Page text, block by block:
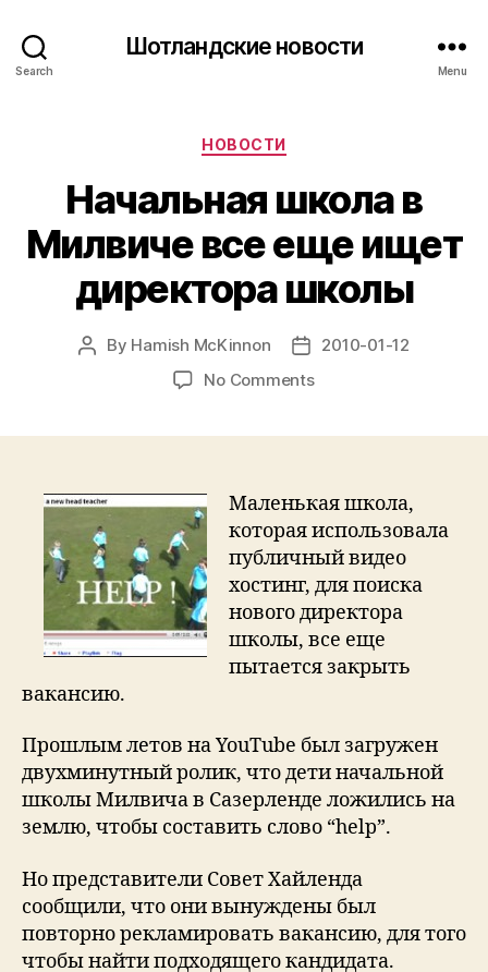
Search
Шотландские новости
Menu
Categories
НОВОСТИ
Начальная школа в
Милвиче все еще ищет
директора школы
Post
By Hamish McKinnon
Post2010-01-12
No Commentson
все
еще
ищет
директора
школы
Маленькая школа,
которая использовала
публичный видео
хостинг, для поиска
нового директора
школы, все еще
пытается закрыть
вакансию.
Прошлым летов на YouTube был загружен
двухминутный ролик, что дети начальной
школы Милвича в Сазерленде ложились на
землю, чтобы составить слово “help”.
Но представители Совет Хайленда
сообщили, что они вынуждены был
повторно рекламировать вакансию, для того
чтобы найти подходящего кандидата.